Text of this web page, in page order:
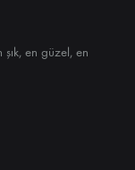
en güzel, en